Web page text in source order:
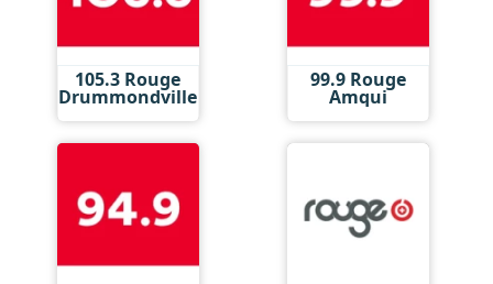
105.3 Rouge
Drummondville
99.9 Rouge
Amqui